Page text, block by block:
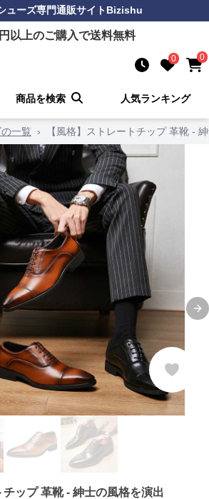
ューズ専門通販サイトBizishu
以上のご購入で送料無料
0 0
商品を検索 人気ランキング
の一覧 › 【風格】ストレートチップ 革靴 -
チップ 革靴 - 紳士の風格を演出